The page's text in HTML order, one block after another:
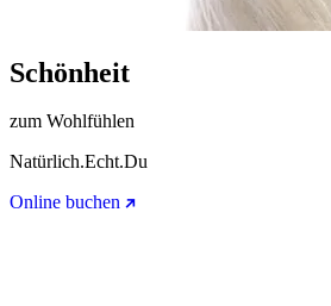
Schönheit
zum Wohlfühlen
Natürlich.Echt.Du
Online buchen